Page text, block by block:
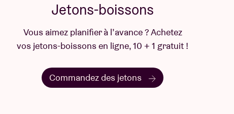
Jetons-boissons
Vous aimez planifier à l’avance ? Achetez
vos jetons-boissons en ligne, 10 + 1 gratuit !
Commandez des jetons